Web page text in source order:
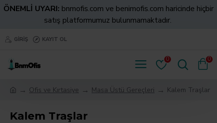
ÖNEMLİ UYARI: bnmofis.com ve benimofis.com haricinde hiçbir
satış platformumuz bulunmamaktadır.
GIRIŞ KAYIT OL
0 0
Ofis ve Kırtasiye Masa Üstü Gereçleri Kalem Traşlar
Kalem Traşlar